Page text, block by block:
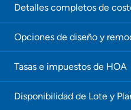
e
e
c
t
Detalles completos de
Opciones de diseño y
Tasas e impuestos de HOA
Disponibilidad de Lote y